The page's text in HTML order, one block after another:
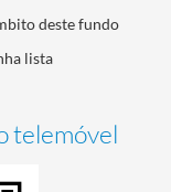
deste fundo
lista
telemóvel